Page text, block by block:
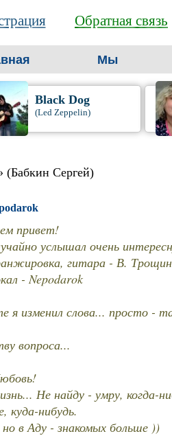
Обратная связь
Мы
Black Dog
(Led Zeppelin)
(Бабкин Сергей)
привет!
услышал очень
гитара - В.
- Nepodarok
я изменил слова... просто -
вопроса...
Не найду - умру, когда-
куда-нибудь.
в Аду - знакомых больше ))